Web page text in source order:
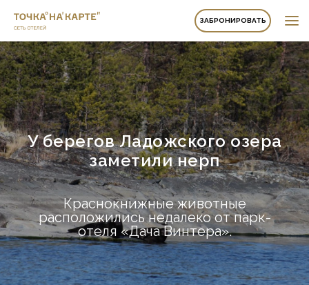
ЗАБРОНИРОВАТЬ
У берегов Ладожского озера
заметили нерп
Краснокнижные животные
расположились недалеко от парк-
отеля «Дача Винтера».